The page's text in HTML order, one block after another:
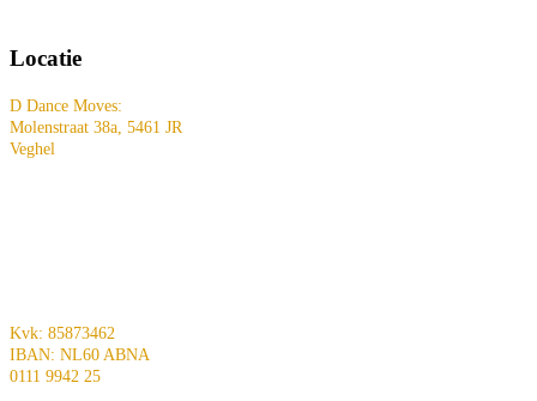
Locatie
D Dance Moves:
Molenstraat 38a, 5461 JR
Veghel
Kvk: 85873462
IBAN: NL60 ABNA
0111 9942 25